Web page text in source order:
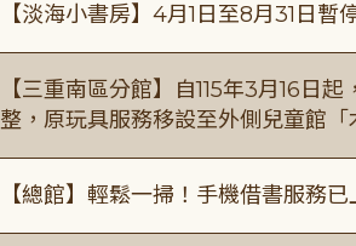
【淡海小書房】4月1日至8月31日暫
【三重南區分館】自115年3月16日
整，原玩具服務移設至外側兒童館「
【總館】輕鬆一掃！手機借書服務已